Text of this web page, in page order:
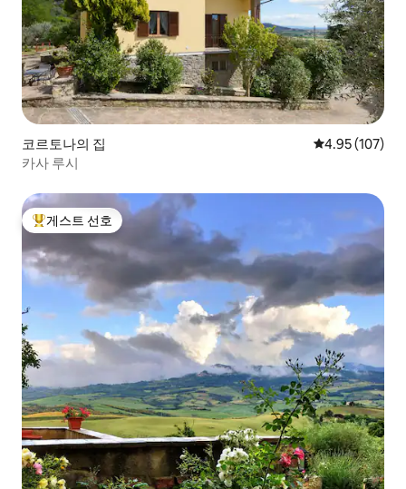
코르토나의 집 평점 4.95점(5
4.95 (107)
카사 루시
상위 게스트 선호
게스트 선호